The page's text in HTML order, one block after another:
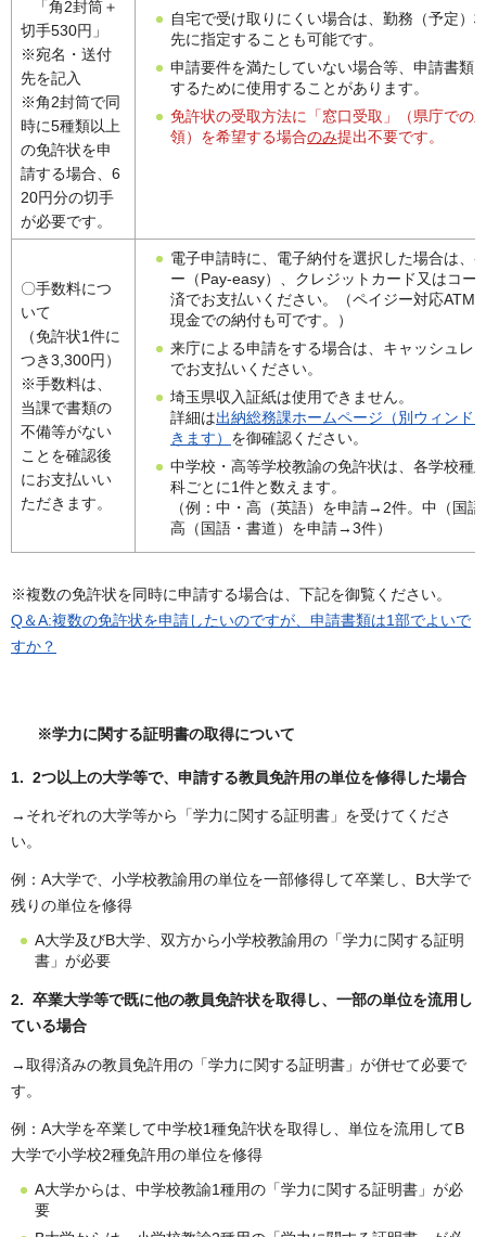
「角2封筒＋
切手530円」
※宛名・送付
先を記入
※角2封筒で同
時に5種類以上
の免許状を申
請する場合、6
20円分の切手
が必要です。
自宅で受け取りにくい場合は、勤務（予定）
先に指定することも可能です。
申請要件を満たしていない場合等、申請書類
するために使用することがあります。
免許状の受取方法に「窓口受取」（県庁での
領）を希望する場合のみ提出不要です。
〇手数料につ
いて
（免許状1件に
つき3,300円）
※手数料は、
当課で書類の
不備等がない
ことを確認後
にお支払いい
ただきます。
電子申請時に、電子納付を選択した場合は、
ー（Pay-easy）、クレジットカード又はコー
済でお支払いください。（ペイジー対応ATM
現金での納付も可です。）
来庁による申請をする場合は、キャッシュレ
でお支払いください。
埼玉県収入証紙は使用できません。
詳細は出納総務課ホームページ（別ウィンド
きます） を御確認ください。
中学校・高等学校教諭の免許状は、各学校種
科ごとに1件と数えます。
（例：中・高（英語）を申請→2件。中（国
高（国語・書道）を申請→3件）
※複数の免許状を同時に申請する場合は、下記を御覧ください。
Q＆A:複数の免許状を申請したいのですが、申請書類は1部でよいで
すか？
※学力に関する証明書の取得について
1. 2つ以上の大学等で、申請する教員免許用の単位を修得した場合
→それぞれの大学等から「学力に関する証明書」を受けてくださ
い。
例：A大学で、小学校教諭用の単位を一部修得して卒業し、B大学で
残りの単位を修得
A大学及びB大学、双方から小学校教諭用の「学力に関する証明
書」が必要
2. 卒業大学等で既に他の教員免許状を取得し、一部の単位を流用し
ている場合
→取得済みの教員免許用の「学力に関する証明書」が併せて必要で
す。
例：A大学を卒業して中学校1種免許状を取得し、単位を流用してB
大学で小学校2種免許用の単位を修得
A大学からは、中学校教諭1種用の「学力に関する証明書」が必
要